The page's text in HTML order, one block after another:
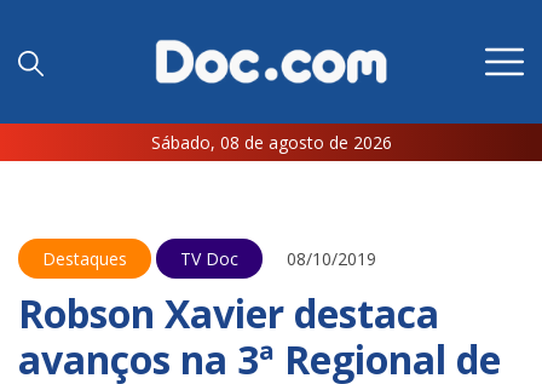
Sábado, 08 de agosto de 2026
Destaques TV Doc 08/10/2019
Robson Xavier destaca
avanços na 3ª Regional de